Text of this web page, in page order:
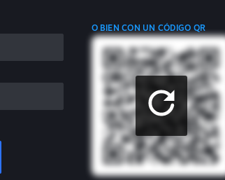
O BIEN CON UN CÓDIGO QR